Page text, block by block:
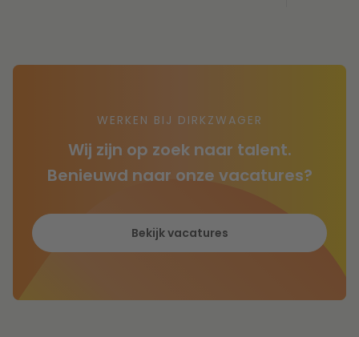
WERKEN BIJ DIRKZWAGER
Wij zijn op zoek naar talent.
Benieuwd naar onze vacatures?
Bekijk vacatures